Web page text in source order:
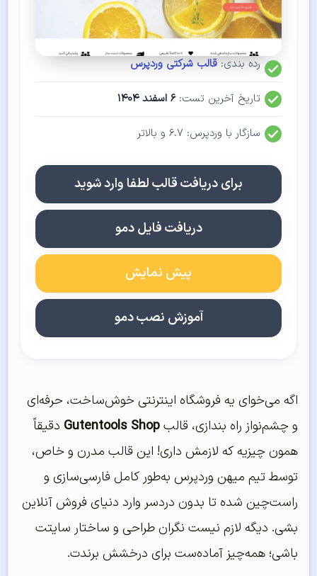
رده بندی:قالب شرکتی وردپرس
تاریخ آخرین تست:۶ اسفند ۱۴۰۴
سازگار با وردپرس: ۶.۷ و بالاتر
برای دریافت قالب لطفا وارد شوید
دریافت فایل دمو
پیش نمایش
آموزش نصب دمو
اگه می‌خوای یه فروشگاه اینترنتی خوش‌ساخت، حرفه‌ای
و چشم‌نواز راه بندازی، قالبGutentools Shop دقیقاً
همون چیزیه که لازمش داری! این قالب مدرن و خاص،
توسط تیم میهن وردپرس به‌طور کامل فارسی‌سازی و
راست‌چین شده تا بدون دردسر وارد دنیای فروش آنلاین
بشی. دیگه لازم نیست نگران طراحی و ساختار سایتت
باشی؛ همه‌چیز آماده‌ست برای درخشش برندت.